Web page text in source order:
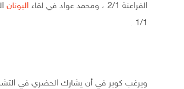
الفراعنة 2/1 ، ومحمد عواد في لقاء
اليونان
1/1 .
ويرغب كوبر في أن يشارك الحضري في